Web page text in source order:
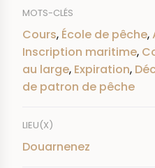
MOTS-CLÉS
Cours, École de pêche,
Inscription maritime,
au large, Expiration,
de patron de pêche
LIEU(X)
Douarnenez